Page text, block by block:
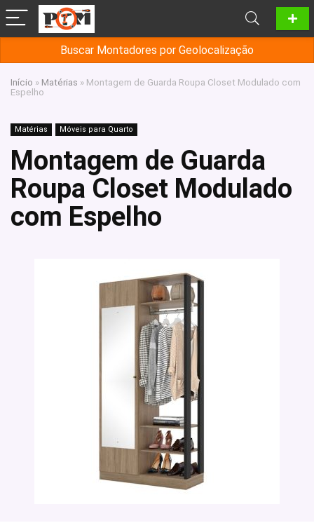
Buscar Montadores por Geolocalização
Início » Matérias » Montagem de Guarda Roupa Closet Modulado com
Espelho
Matérias Móveis para Quarto
Montagem de Guarda
Roupa Closet Modulado
com Espelho